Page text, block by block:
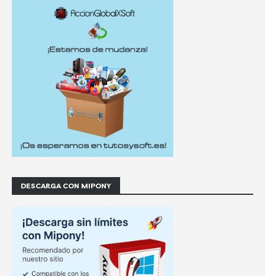
DESCARGA CON MIPONY